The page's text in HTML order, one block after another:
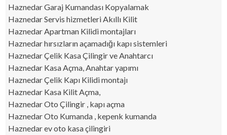
Haznedar Garaj Kumandası Kopyalamak
Haznedar Servis hizmetleri Akıllı Kilit
Haznedar Apartman Kilidi montajları
Haznedar hırsızların açamadığı kapı sistemleri
Haznedar Çelik Kasa Çilingir ve Anahtarcı
Haznedar Kasa Açma, Anahtar yapımı
Haznedar Çelik Kapı Kilidi montajı
Haznedar Kasa Kilit Açma,
Haznedar Oto Çilingir , kapı açma
Haznedar Oto Kumanda , kepenk kumanda
Haznedar ev oto kasa çilingiri